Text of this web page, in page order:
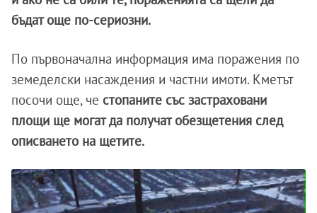
бъдат още по-сериозни.
По първоначална информация има поражения по
земеделски насаждения и частни имоти. Кметът
посочи още, че стопаните със застраховани
площи ще могат да получат обезщетения след
описването на щетите.